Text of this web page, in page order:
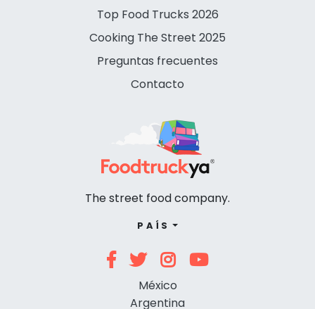
Top Food Trucks 2026
Cooking The Street 2025
Preguntas frecuentes
Contacto
The street food company.
PAÍS
México
Argentina